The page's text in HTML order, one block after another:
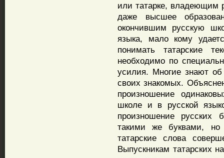
или татарке,
даже высшее
окончившим русскую
языка, мало кому
понимать татарские
необходимо по
усилия. Многие знают
своих знакомых.
произношение
школе и в русской
произношение русских
такими же буквами,
татарские слова
Выпускникам татарских